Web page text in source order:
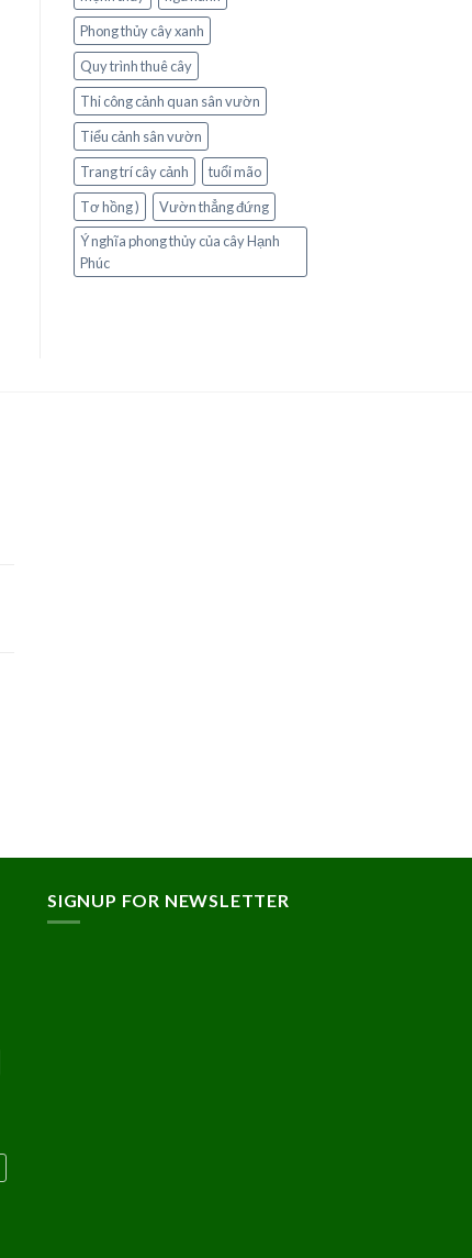
Phong thủy cây xanh
Quy trình thuê cây
Thi công cảnh quan sân vườn
Tiểu cảnh sân vườn
Trang trí cây cảnh
tuổi mão
Tơ hồng )
Vườn thẳng đứng
Ý nghĩa phong thủy của cây Hạnh
Phúc
SIGNUP FOR NEWSLETTER